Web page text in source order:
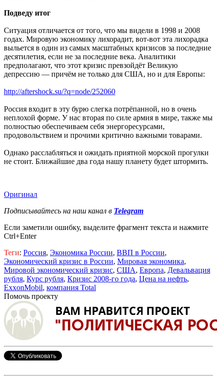
Подведу итог
Ситуация отличается от того, что мы видели в 1998 и 2008
годах. Мировую экономику лихорадит, вот-вот эта лихорадка
выльется в один из самых масштабных кризисов за последние
десятилетия, если не за последние века. Аналитики
предполагают, что этот кризис превзойдёт Великую
депрессию — причём не только для США, но и для Европы:
http://aftershock.su/?q=node/252060
Россия входит в эту бурю слегка потрёпанной, но в очень
неплохой форме. У нас вторая по силе армия в мире, также мы
полностью обеспечиваем себя энергоресурсами,
продовольствием и прочими критично важными товарами.
Однако расслабляться и ожидать приятной морской прогулки
не стоит. Ближайшие два года нашу планету будет штормить.
Оригинал
Подписывайтесь на наш канал в Telegram
Если заметили ошибку, выделите фрагмент текста и нажмите
Ctrl+Enter
Теги: Россия, Экономика России, ВВП в России,
Экономический кризис в России, Мировая экономика,
Мировой экономический кризис, США, Европа, Девальвация
рубля, Курс рубля, Кризис 2008-го года, Цена на нефть,
ExxonMobil, компания Total
Помочь проекту